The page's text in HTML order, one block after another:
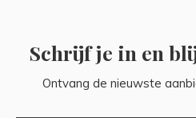
Schrijf je in en
Ontvang de nieuwste